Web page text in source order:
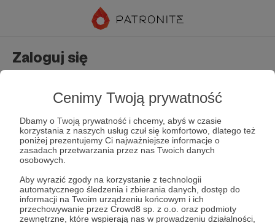
Cenimy Twoją prywatność
Dbamy o Twoją prywatność i chcemy, abyś w czasie
korzystania z naszych usług czuł się komfortowo, dlatego też
poniżej prezentujemy Ci najważniejsze informacje o
zasadach przetwarzania przez nas Twoich danych
osobowych.
Aby wyrazić zgody na korzystanie z technologii
automatycznego śledzenia i zbierania danych, dostęp do
informacji na Twoim urządzeniu końcowym i ich
przechowywanie przez Crowd8 sp. z o.o. oraz podmioty
zewnętrzne, które wspierają nas w prowadzeniu działalności,
Zaloguj się
Zapamiętaj mnie Zapomniałeś hasła?